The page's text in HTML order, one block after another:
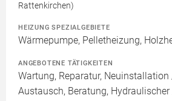
Rattenkirchen)
HEIZUNG SPEZIALGEBIETE
Wärmepumpe, Pelletheizung,
ANGEBOTENE TÄTIGKEITEN
Wartung, Reparatur, Neuinstallation
Austausch, Beratung,